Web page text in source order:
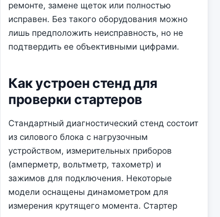
ремонте, замене щеток или полностью
исправен. Без такого оборудования можно
лишь предположить неисправность, но не
подтвердить ее объективными цифрами.
Как устроен стенд для
проверки стартеров
Стандартный диагностический стенд состоит
из силового блока с нагрузочным
устройством, измерительных приборов
(амперметр, вольтметр, тахометр) и
зажимов для подключения. Некоторые
модели оснащены динамометром для
измерения крутящего момента. Стартер